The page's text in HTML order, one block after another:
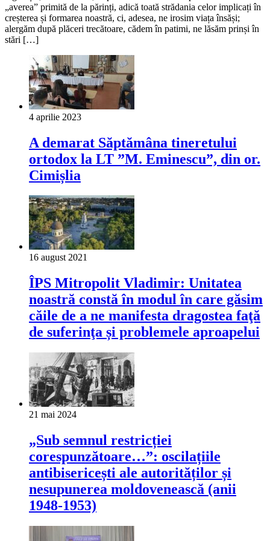
„averea” primită de la părinți, adică toată strădania celor implicați în
creșterea și formarea noastră, ci, adesea, ne irosim viața însăși;
alergăm după plăceri trecătoare, cădem în patimi, ne lăsăm prinși în
stări […]
4 aprilie 2023
A demarat Săptămâna tineretului
ortodox la LT ”M. Eminescu”, din or.
Cimișlia
16 august 2021
ÎPS Mitropolit Vladimir: Unitatea
noastră constă în modul în care găsim
căile de a ne manifesta dragostea faţă
de suferinţa și problemele aproapelui
21 mai 2024
„Sub semnul restricției
corespunzătoare…”: oscilațiile
antibisericești ale autorităților și
nesupunerea moldovenească (anii
1948-1953)